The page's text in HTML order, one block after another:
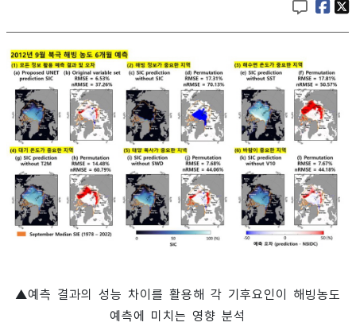
▲예측 결과의 성능 차이를 활용해 각 기후요인이 해빙농도
예측에 미치는 영향 분석